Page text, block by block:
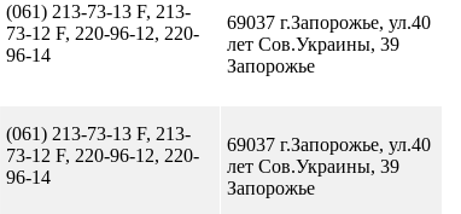
(061) 213-73-13 F, 213-
73-12 F, 220-96-12, 220-
96-14
69037 г.Запорожье, ул.40
лет Сов.Украины, 39
Запорожье
(061) 213-73-13 F, 213-
73-12 F, 220-96-12, 220-
96-14
69037 г.Запорожье, ул.40
лет Сов.Украины, 39
Запорожье